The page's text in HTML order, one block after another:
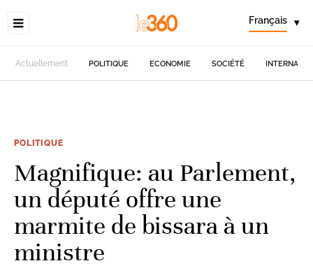
Français ▾
Actuellement POLITIQUE ECONOMIE SOCIÉTÉ
POLITIQUE
Magnifique: au Parlement,
un député offre une
marmite de bissara à un
ministre